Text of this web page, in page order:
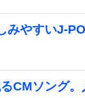
みやすいJ-
CMソング